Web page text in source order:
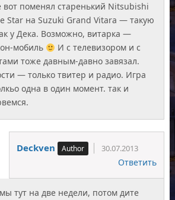
вот поменял старенький Nitsubishi
Star на Suzuki Grand Vitara — такую
у Дека. Возможно, витарка —
мобиль
И с телевизором и с
тоже давным-давно завязал.
— только твитер и радио. Игра
одна в один момент. так и
Deckven 30.07.2013
Ответить
тут на две недели, потом дите